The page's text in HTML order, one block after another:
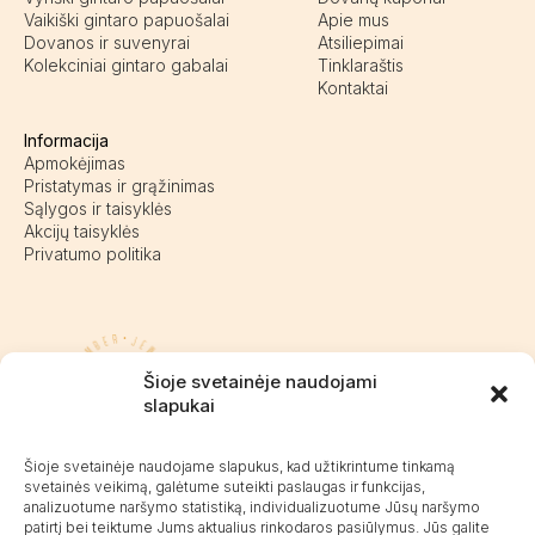
Šioje svetainėje naudojami
slapukai
Šioje svetainėje naudojame slapukus, kad užtikrintume tinkamą
svetainės veikimą, galėtume suteikti paslaugas ir funkcijas,
analizuotume naršymo statistiką, individualizuotume Jūsų naršymo
patirtį bei teiktume Jums aktualius rinkodaros pasiūlymus. Jūs galite
Vaikiški gintaro papuošalai
Dovanos ir suvenyrai
Kolekciniai gintaro gabalai
Apie mus
Atsiliepimai
Tinklaraštis
Kontaktai
Informacija
Apmokėjimas
Pristatymas ir grąžinimas
Sąlygos ir taisyklės
Akcijų taisyklės
Privatumo politika
+370 676 63691
info@kalvaite.lt
Kalvaitė